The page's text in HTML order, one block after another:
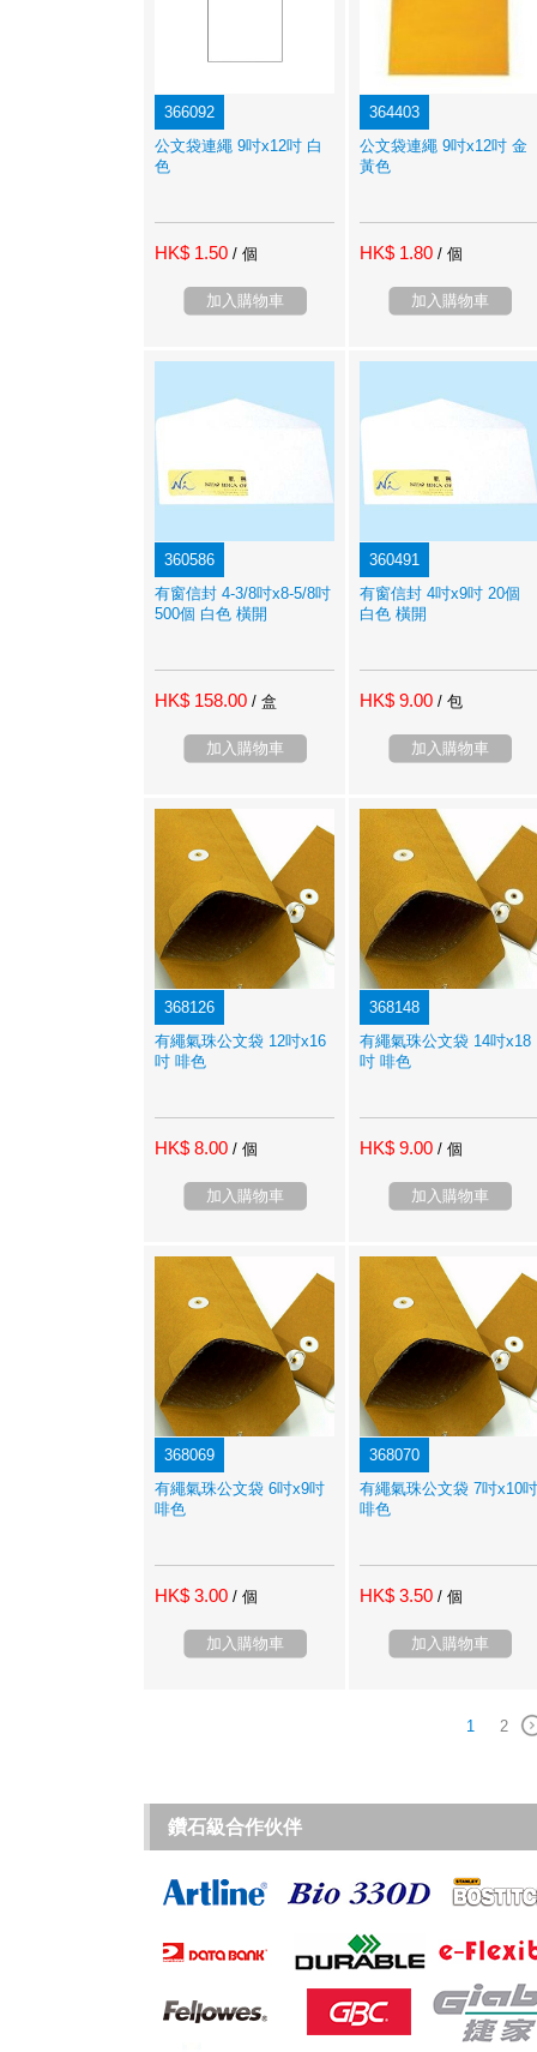
366092
公文袋連繩 9吋x12吋 白
色
HK$ 1.50 / 個
加入購物車
364403
公文袋連繩 9吋x12吋 金
黃色
HK$ 1.80 / 個
加入購物車
360586
有窗信封 4-3/8吋x8-5/8吋
500個 白色 橫開
HK$ 158.00 / 盒
加入購物車
360491
有窗信封 4吋x9吋 20個
白色 橫開
HK$ 9.00 / 包
加入購物車
368126
有繩氣珠公文袋 12吋x16
吋 啡色
HK$ 8.00 / 個
加入購物車
368148
有繩氣珠公文袋 14吋x18
吋 啡色
HK$ 9.00 / 個
加入購物車
368069
有繩氣珠公文袋 6吋x9吋
啡色
HK$ 3.00 / 個
加入購物車
368070
有繩氣珠公文袋 7吋x10吋
啡色
HK$ 3.50 / 個
加入購物車
1 2
鑽石級合作伙伴